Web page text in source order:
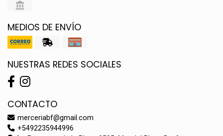
MEDIOS DE ENVÍO
NUESTRAS REDES SOCIALES
CONTACTO
merceriabf@gmail.com
+5492235944996